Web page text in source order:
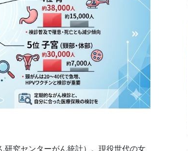
研究センターがん統計）。現役世代の女